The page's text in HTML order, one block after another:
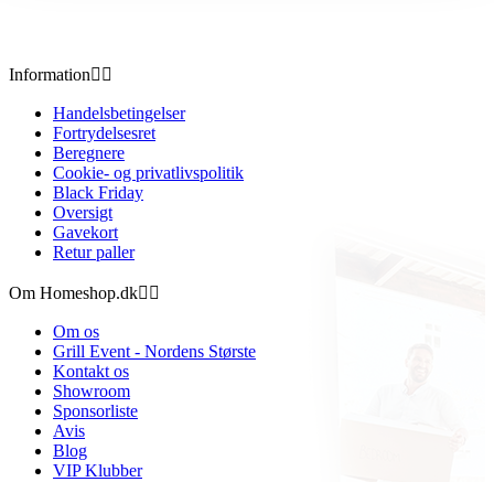
Information 
Handelsbetingelser
Fortrydelsesret
Beregnere
Cookie- og privatlivspolitik
Black Friday
Oversigt
Gavekort
Retur paller
Om Homeshop.dk 
Om os
Grill Event - Nordens Største
Kontakt os
Showroom
Sponsorliste
Avis
Blog
VIP Klubber